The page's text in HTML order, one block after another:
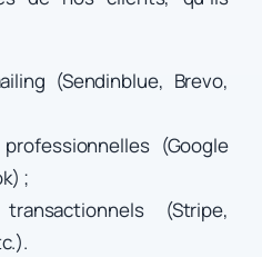
(Sendinblue, Brevo,
(Google
;
(Stripe,